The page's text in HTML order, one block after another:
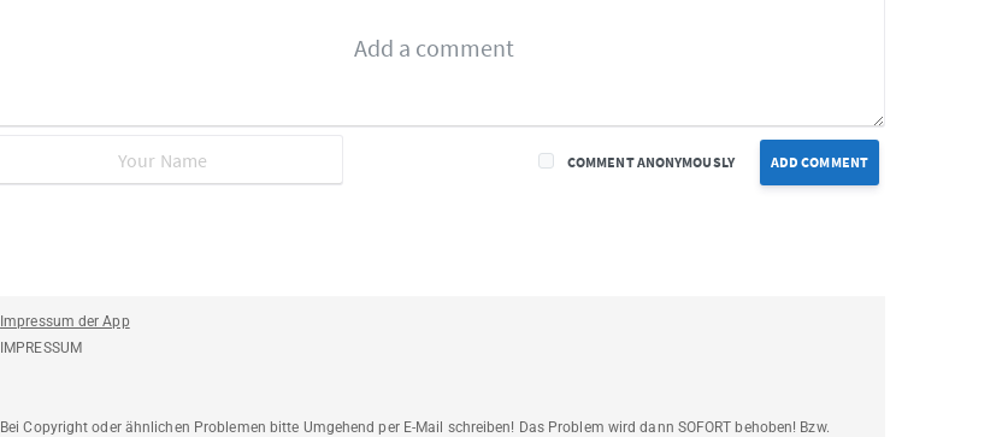
ADD COMMENT
COMMENT ANONYMOUSLY
Impressum der App
IMPRESSUM
Bei Copyright oder ähnlichen Problemen bitte Umgehend per E-Mail schreiben! Das Problem wird dann SOFORT behoben! Bzw.